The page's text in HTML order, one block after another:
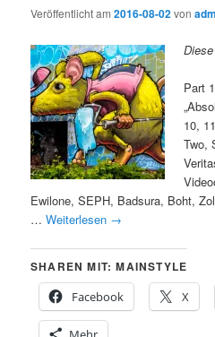
Veröffentlicht am2016-08-02von
Part
10,
Two,
Ewilone, SEPH, Badsura, Boht,
…Weiterlesen →
SHAREN MIT: MAINSTYLE
Facebook
X